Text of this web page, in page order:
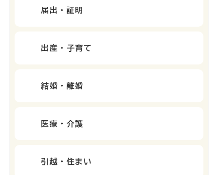
届出・証明
出産・子育て
結婚・離婚
医療・介護
引越・住まい